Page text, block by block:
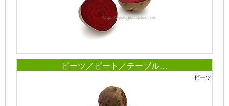
ビーツ／ビート／テーブル…
ビーツ